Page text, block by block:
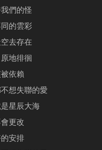
們的怪
的雲彩
去存在
地徘徊
依賴
想失聯的愛
星辰大海
更改
安排